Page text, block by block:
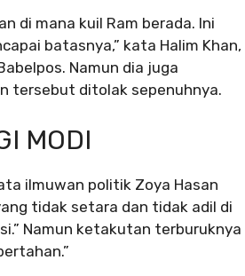
di mana kuil Ram berada. Ini
batasnya,” kata Halim Khan,
Namun dia juga
tersebut ditolak sepenuhnya.
MODI
ilmuwan politik Zoya Hasan
tidak setara dan tidak adil di
Namun ketakutan terburuknya